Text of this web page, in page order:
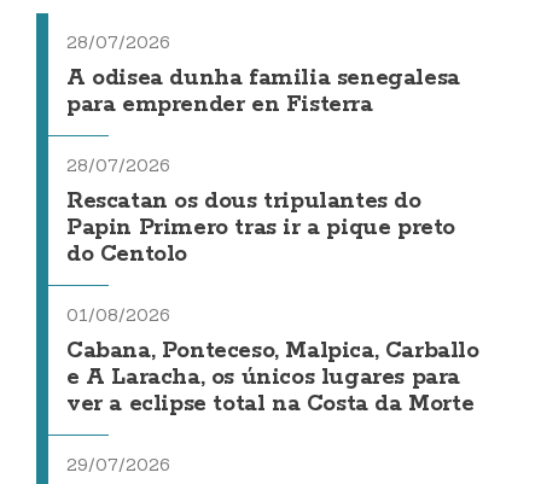
28/07/2026
A odisea dunha familia senegalesa
para emprender en Fisterra
28/07/2026
Rescatan os dous tripulantes do
Papin Primero tras ir a pique preto
do Centolo
01/08/2026
Cabana, Ponteceso, Malpica, Carballo
e A Laracha, os únicos lugares para
ver a eclipse total na Costa da Morte
29/07/2026